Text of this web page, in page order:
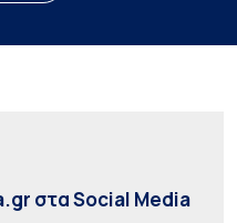
στα Social Media